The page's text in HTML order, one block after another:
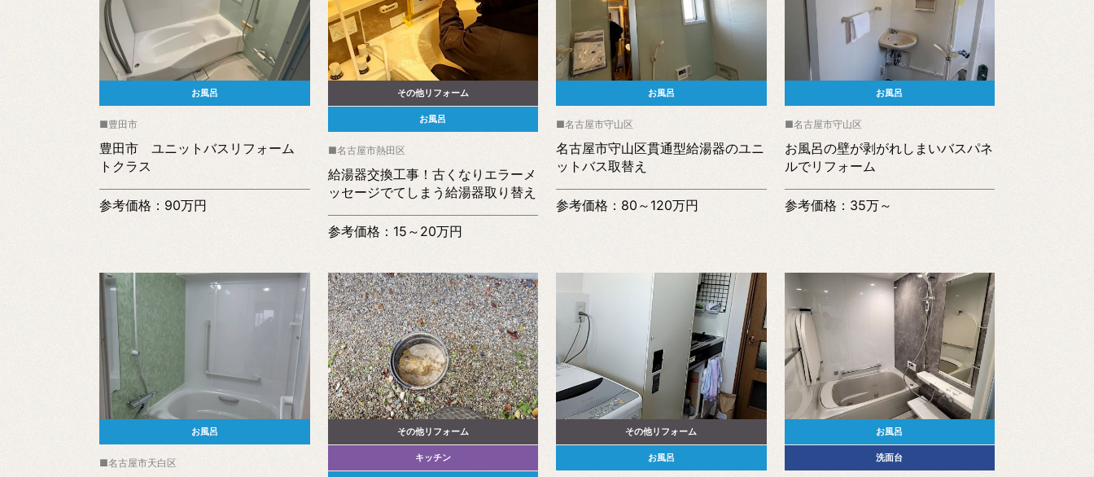
お風呂
豊田市
豊田市 ユニットバスリフォーム
トクラス
参考価格：90万円
その他リフォーム
お風呂
名古屋市熱田区
給湯器交換工事！古くなりエラーメ
ッセージでてしまう給湯器取り替え
参考価格：15～20万円
お風呂
名古屋市守山区
名古屋市守山区貫通型給湯器のユニ
ットバス取替え
参考価格：80～120万円
お風呂
名古屋市守山区
お風呂の壁が剥がれしまいバスパネ
ルでリフォーム
参考価格：35万～
お風呂
名古屋市天白区
その他リフォーム
キッチン
その他リフォーム
お風呂
お風呂
洗面台